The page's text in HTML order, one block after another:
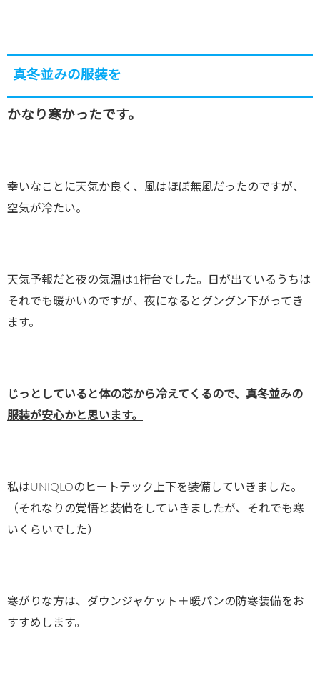
真冬並みの服装を
かなり寒かったです。
幸いなことに天気か良く、風はほぼ無風だったのですが、
空気が冷たい。
天気予報だと夜の気温は1桁台でした。日が出ているうちは
それでも暖かいのですが、夜になるとグングン下がってき
ます。
じっとしていると体の芯から冷えてくるので、真冬並みの
服装が安心かと思います。
私はUNIQLOのヒートテック上下を装備していきました。
（それなりの覚悟と装備をしていきましたが、それでも寒
いくらいでした）
寒がりな方は、ダウンジャケット＋暖パンの防寒装備をお
すすめします。